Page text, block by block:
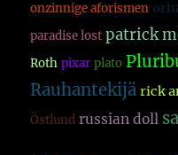
onzinnige aforismen
paradise lost patrick
Roth pixar plato
Rauhantekijä rick
Östlund russian doll